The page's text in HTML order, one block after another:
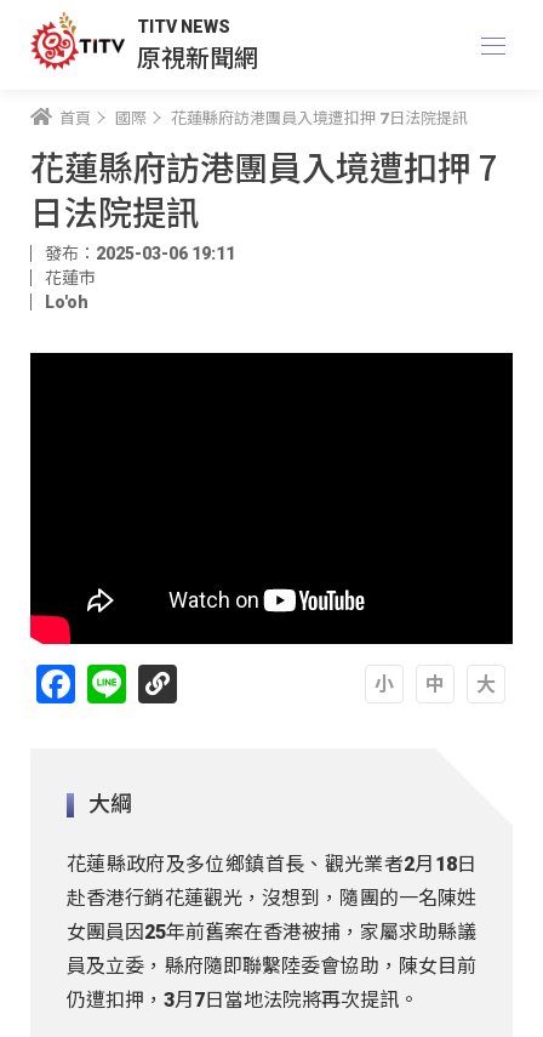
TITV NEWS
原視新聞網
首頁 國際 花蓮縣府訪港團員入境遭扣押 7日法院提訊
花蓮縣府訪港團員入境遭扣押 7
日法院提訊
發布：2025-03-06 19:11
花蓮市
Lo'oh
Facebook
Line
大綱
花蓮縣政府及多位鄉鎮首長、觀光業者2月18日
赴香港行銷花蓮觀光，沒想到，隨團的一名陳姓
女團員因25年前舊案在香港被捕，家屬求助縣議
員及立委，縣府隨即聯繫陸委會協助，陳女目前
仍遭扣押，3月7日當地法院將再次提訊。